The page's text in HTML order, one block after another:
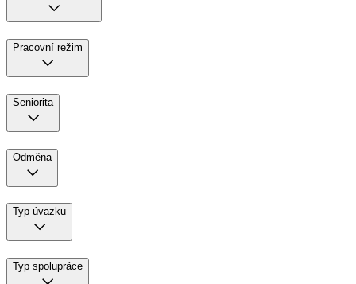
Pracovní režim
Seniorita
Odměna
Typ úvazku
Typ spolupráce